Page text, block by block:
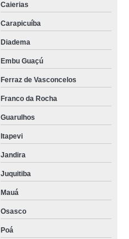
Caierias
Carapicuíba
Diadema
Embu Guaçú
Ferraz de Vasconcelos
Franco da Rocha
Guarulhos
Itapevi
Jandira
Juquitiba
Mauá
Osasco
Poá